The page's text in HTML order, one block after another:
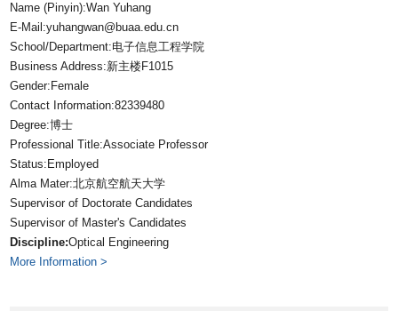
Name (Pinyin):Wan Yuhang
E-Mail:yuhangwan@buaa.edu.cn
School/Department:电子信息工程学院
Business Address:新主楼F1015
Gender:Female
Contact Information:82339480
Degree:博士
Professional Title:Associate Professor
Status:Employed
Alma Mater:北京航空航天大学
Supervisor of Doctorate Candidates
Supervisor of Master's Candidates
Discipline:Optical Engineering
More Information >